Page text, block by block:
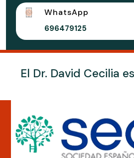
WhatsApp
696479125
El Dr. David Cecilia